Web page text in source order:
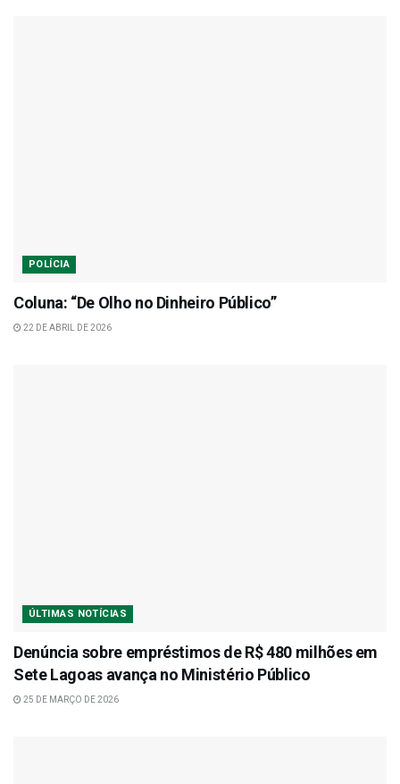
POLÍCIA
Coluna: “De Olho no Dinheiro Público”
22 DE ABRIL DE 2026
ÚLTIMAS NOTÍCIAS
Denúncia sobre empréstimos de R$ 480 milhões em
Sete Lagoas avança no Ministério Público
25 DE MARÇO DE 2026